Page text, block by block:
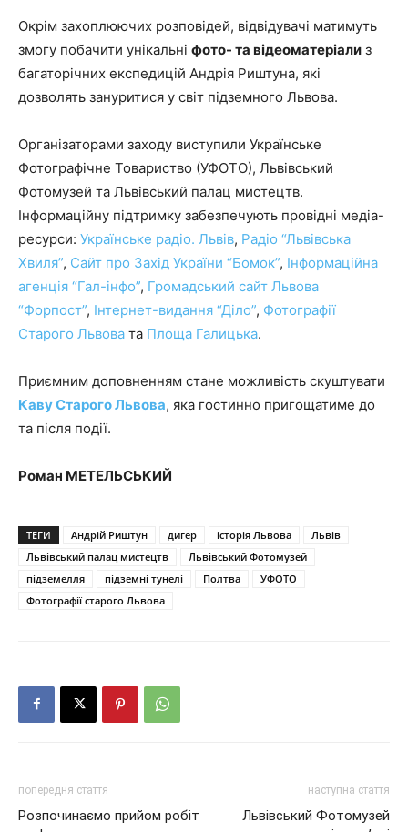
Окрім захоплюючих розповідей, відвідувачі матимуть
змогу побачити унікальні фото- та відеоматеріали з
багаторічних експедицій Андрія Риштуна, які
дозволять зануритися у світ підземного Львова.
Організаторами заходу виступили Українське
Фотографічне Товариство (УФОТО), Львівський
Фотомузей та Львівський палац мистецтв.
Інформаційну підтримку забезпечують провідні медіа-
ресурси: Українське радіо. Львів, Радіо “Львівська
Хвиля”, Сайт про Захід України “Бомок”, Інформаційна
агенція “Гал-інфо”, Громадський сайт Львова
“Форпост”, Інтернет-видання “Діло”, Фотографії
Старого Львова та Площа Галицька.
Приємним доповненням стане можливість скуштувати
Каву Старого Львова, яка гостинно пригощатиме до
та після події.
Роман МЕТЕЛЬСЬКИЙ
ТЕГИ Андрій Риштун дигер історія Львова
Львів
Львівський палац мистецтв
Львівський Фотомузей
підземелля
підземні тунелі Полтва
УФОТО
Фотографії старого Львова
попередня стаття
Розпочинаємо прийом робіт
наступна стаття
Львівський Фотомузей